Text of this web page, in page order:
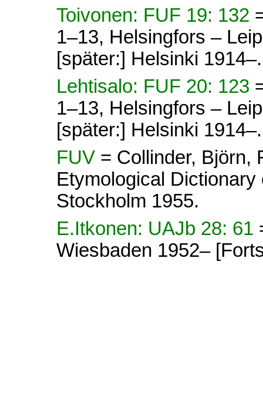
Toivonen: FUF 19: 132
1–13, Helsingfors –
[später:] Helsinki 1914–.
Lehtisalo: FUF 20: 123
1–13, Helsingfors –
[später:] Helsinki 1914–.
FUV = Collinder, Björn,
Etymological
Stockholm 1955.
E.Itkonen: UAJb 28: 61
Wiesbaden 1952–